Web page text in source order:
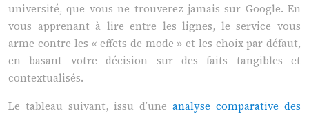
université, que vous ne trouverez jamais sur Google. En
vous apprenant à lire entre les lignes, le service vous
arme contre les « effets de mode » et les choix par défaut,
en basant votre décision sur des faits tangibles et
contextualisés.
Le tableau suivant, issu d’une analyse comparative des